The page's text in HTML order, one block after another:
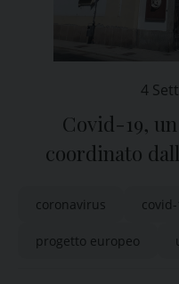
4
Covid-19,
coordinato
coronavirus
progetto europeo